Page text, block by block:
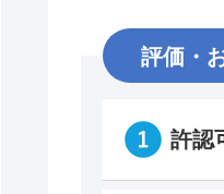
評価・
許認